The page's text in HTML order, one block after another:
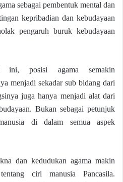
sebagai pembentuk mental dan
kepribadian dan kebudayaan
pengaruh buruk kebudayaan
ini, posisi agama semakin
menjadi sekadar sub bidang dari
juga hanya menjadi alat dari
Bukan sebagai petunjuk
di dalam semua aspek
dan kedudukan agama makin
ciri manusia Pancasila.